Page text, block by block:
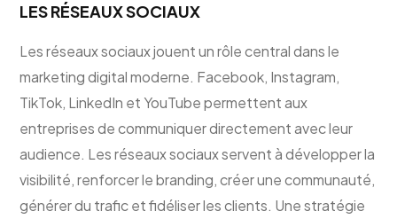
LES RÉSEAUX SOCIAUX
Les réseaux sociaux jouent un rôle central dans le
marketing digital moderne. Facebook, Instagram,
TikTok, LinkedIn et YouTube permettent aux
entreprises de communiquer directement avec leur
audience. Les réseaux sociaux servent à développer la
visibilité, renforcer le branding, créer une communauté,
générer du trafic et fidéliser les clients. Une stratégie